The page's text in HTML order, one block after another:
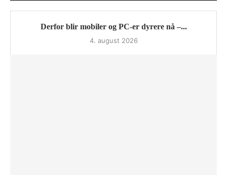
Derfor blir mobiler og PC-er dyrere nå –...
4. august 2026